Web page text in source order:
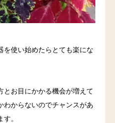
使い始めたらとても楽にな
お目にかかる機会が増えて
わからないのでチャンスがあ
。